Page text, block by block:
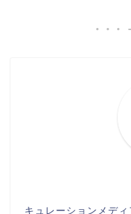
キュレーションメデ